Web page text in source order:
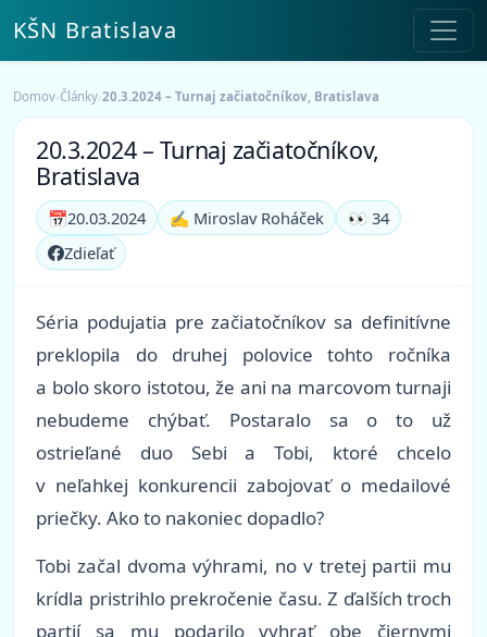
KŠN Bratislava
Domov›Články›20.3.2024 – Turnaj začiatočníkov, Bratislava
20.3.2024 – Turnaj začiatočníkov,
Bratislava
📅20.03.2024 ✍️ Miroslav Roháček
👀 34
Zdieľať
Séria podujatia pre začiatočníkov sa definitívne
preklopila do druhej polovice tohto ročníka
a bolo skoro istotou, že ani na marcovom turnaji
nebudeme chýbať. Postaralo sa o to už
ostrieľané duo Sebi a Tobi, ktoré chcelo
v neľahkej konkurencii zabojovať o medailové
priečky. Ako to nakoniec dopadlo?
Tobi začal dvoma výhrami, no v tretej partii mu
krídla pristrihlo prekročenie času. Z ďalších troch
partií sa mu podarilo vyhrať obe čiernymi